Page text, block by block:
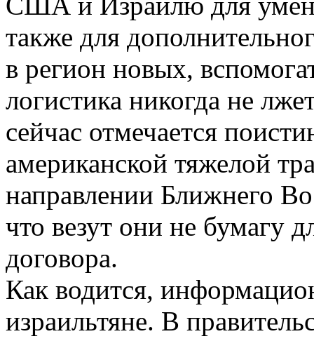
также для
в регион новых,
логистика никогда не
сейчас отмечается
американской тяжелой
направлении Ближнего
что везут они не бумагу
договора.
Как водится,
израильтяне. В